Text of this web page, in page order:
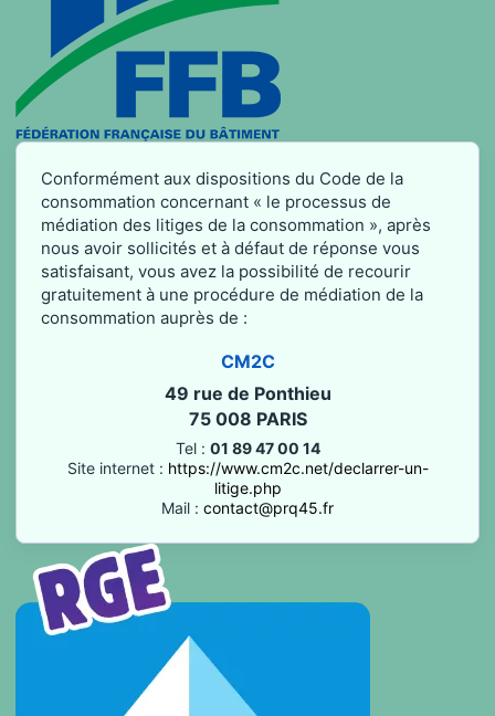
Conformément aux dispositions du Code de la
consommation concernant « le processus de
médiation des litiges de la consommation », après
nous avoir sollicités et à défaut de réponse vous
satisfaisant, vous avez la possibilité de recourir
gratuitement à une procédure de médiation de la
consommation auprès de :
CM2C
49 rue de Ponthieu
75 008 PARIS
Tel : 01 89 47 00 14
Site internet : https://www.cm2c.net/declarrer-un-
litige.php
Mail : contact@prq45.fr